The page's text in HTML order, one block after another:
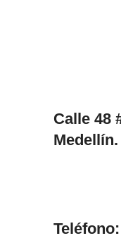
Calle 48